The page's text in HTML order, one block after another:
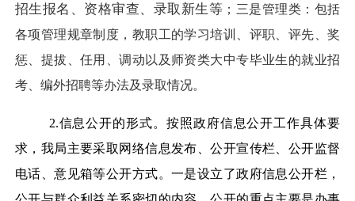
招生报名、资格审查、录取新生等 ；三是管理类：包括
各项管理规章制度，教职工的学习培训、评职、评先、奖
惩、提拔、任用、调动以及师资类大中专毕业生的就业招
考、编外招聘等办法及录取情况。
2.信息公开的形式。 按照政府信息公开工作具体要
求，我局主要采取网络信息发布、公开宣传栏、公开监督
电话、意见箱等公开方式。一是设立了政府信息公开栏，